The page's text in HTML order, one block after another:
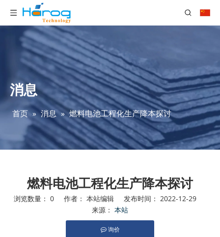
消息
首页 » 消息 » 燃料电池工程化生产降本探讨
燃料电池工程化生产降本探讨
浏览数量： 0 作者： 本站编辑 发布时间： 2022-12-29
来源： 本站
询价